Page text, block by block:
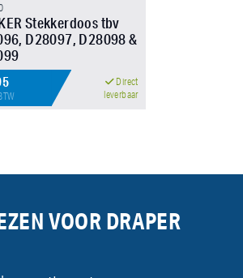
Stekkerdoos tbv
D28097, D28098 &
Direct
leverbaar
VOOR DRAPER